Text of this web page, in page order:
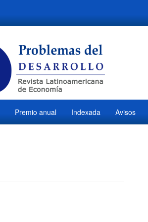
Premio anual Indexada Avisos